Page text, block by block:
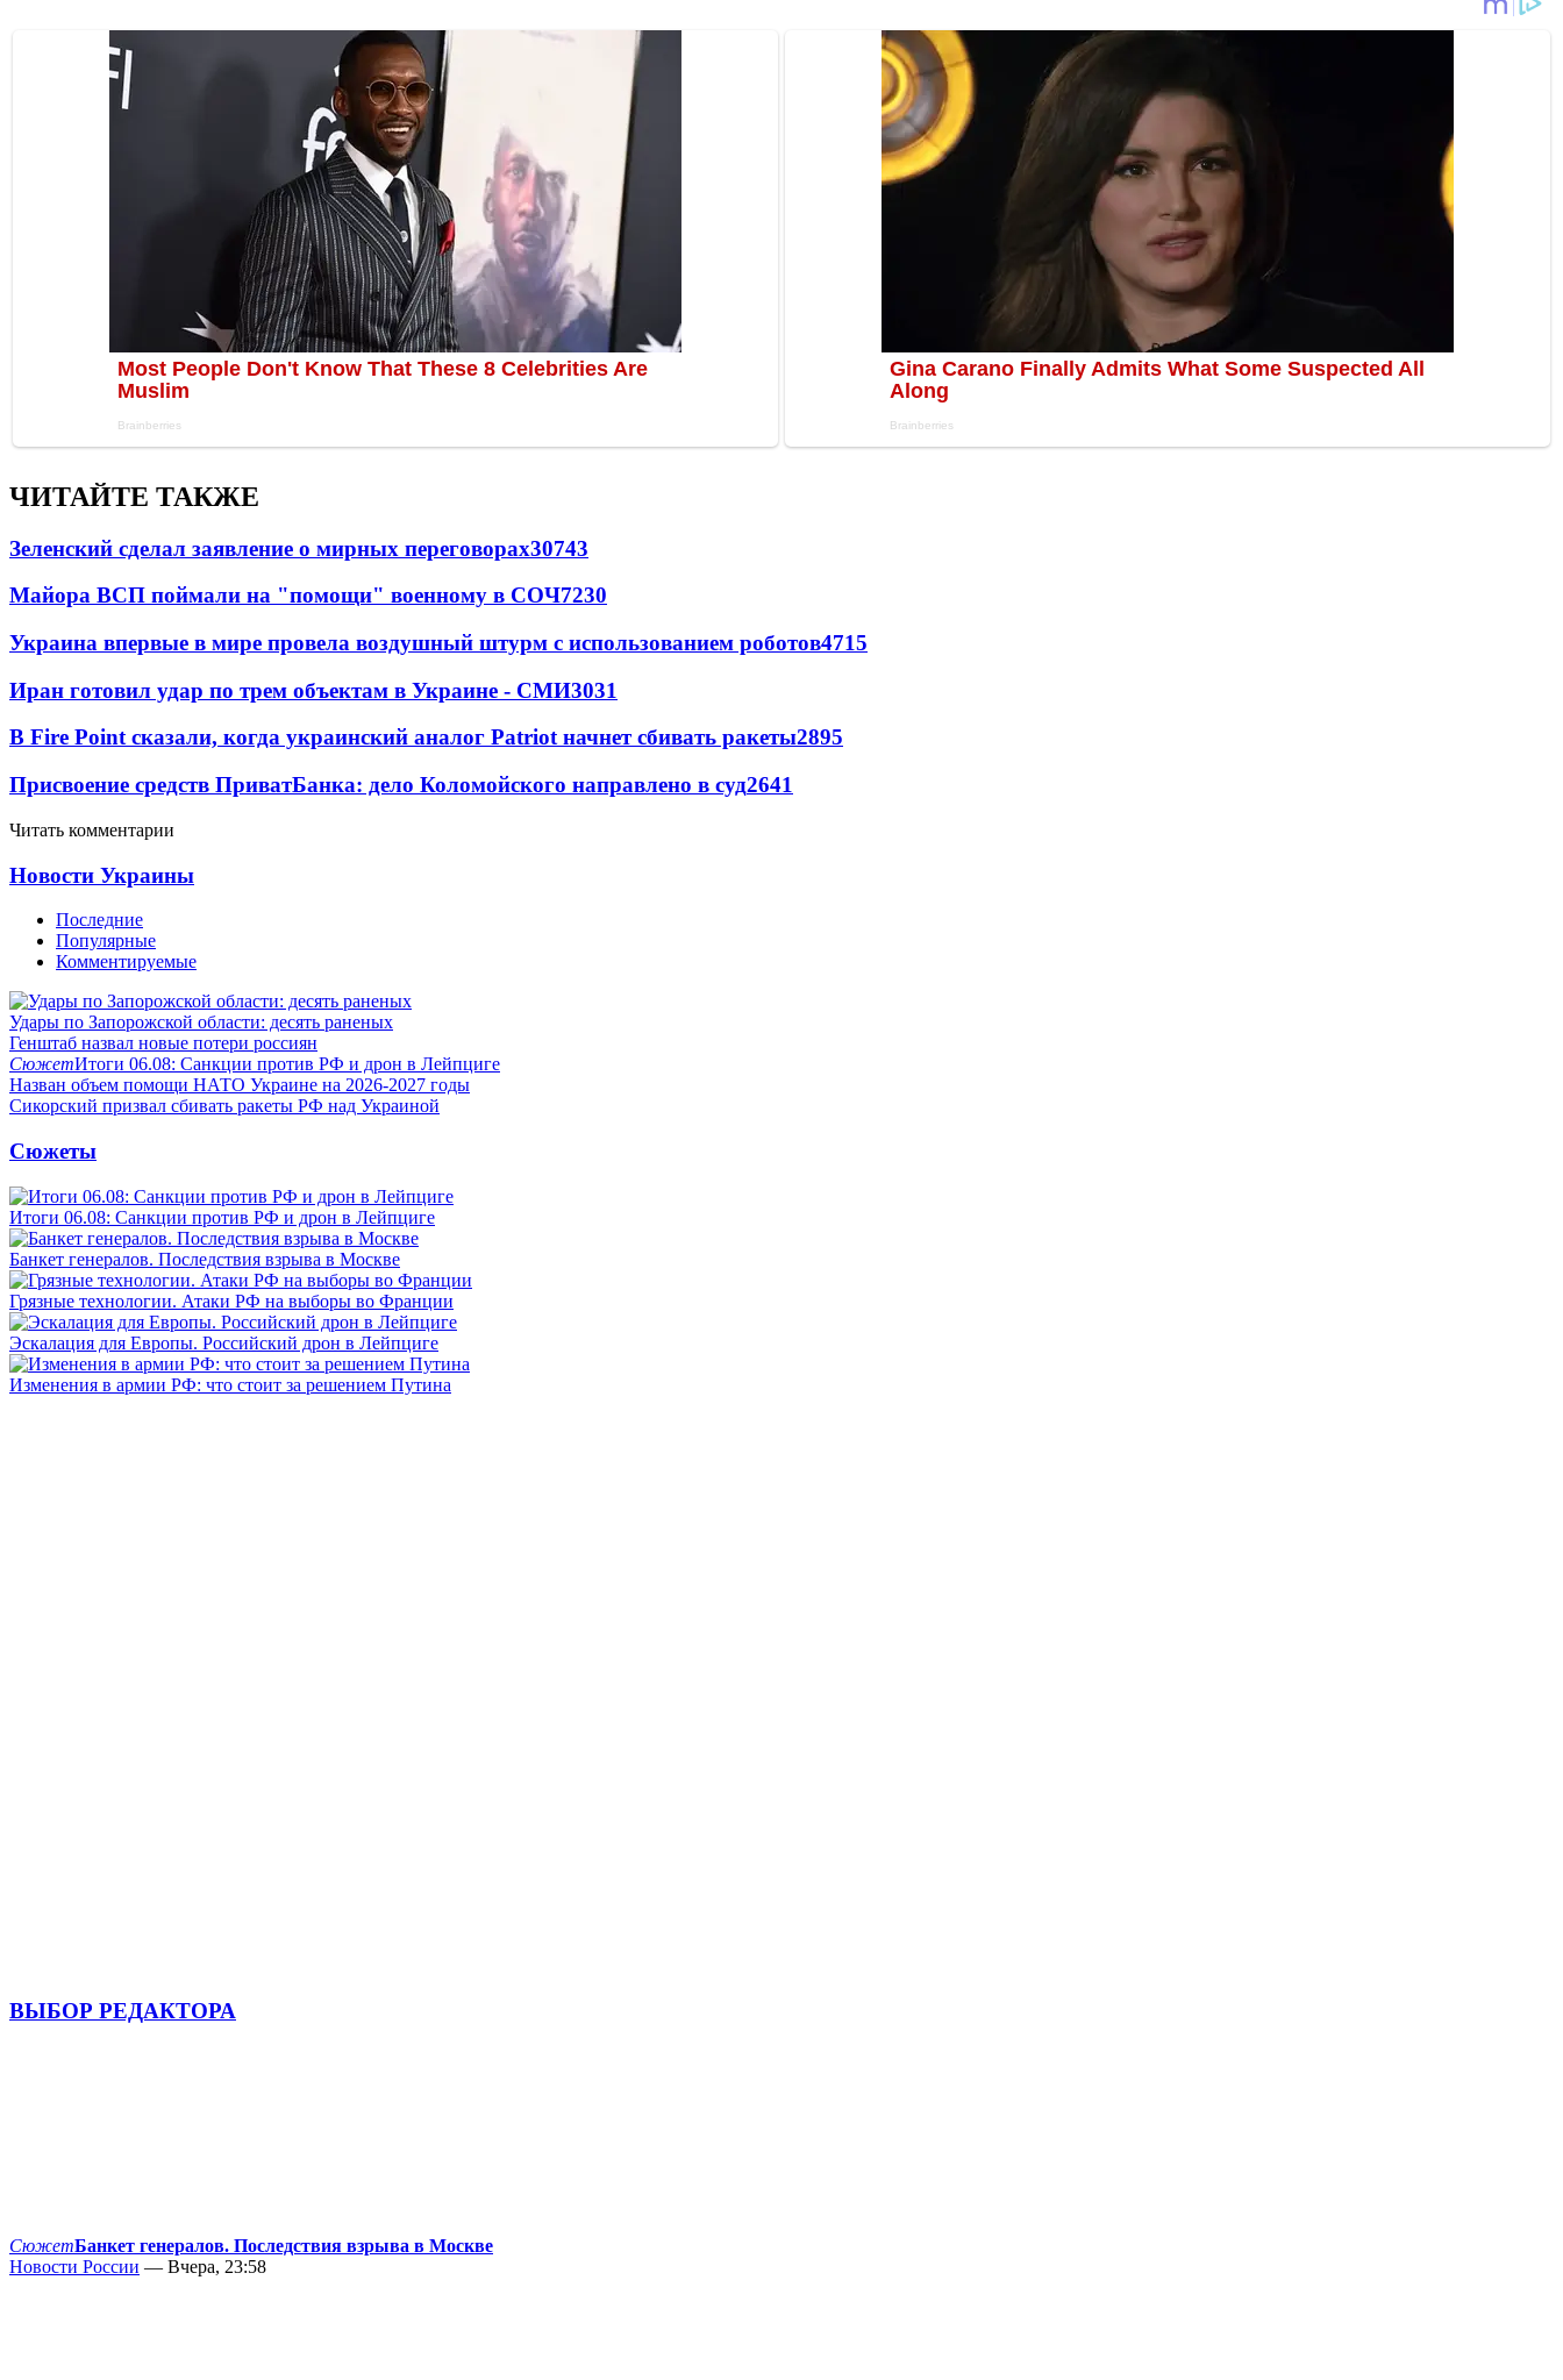
ЧИТАЙТЕ ТАКЖЕ
Зеленский сделал заявление о мирных переговорах30743
Майора ВСП поймали на "помощи" военному в СОЧ7230
Украина впервые в мире провела воздушный штурм с использованием роботов4715
Иран готовил удар по трем объектам в Украине - СМИ3031
В Fire Point сказали, когда украинский аналог Patriot начнет сбивать ракеты2895
Присвоение средств ПриватБанка: дело Коломойского направлено в суд2641
Читать комментарии
Новости Украины
Последние
Популярные
Комментируемые
Удары по Запорожской области: десять раненых
Генштаб назвал новые потери россиян
СюжетИтоги 06.08: Санкции против РФ и дрон в Лейпциге
Назван объем помощи НАТО Украине на 2026-2027 годы
Сикорский призвал сбивать ракеты РФ над Украиной
Сюжеты
Итоги 06.08: Санкции против РФ и дрон в Лейпциге
Банкет генералов. Последствия взрыва в Москве
Грязные технологии. Атаки РФ на выборы во Франции
Эскалация для Европы. Российский дрон в Лейпциге
Изменения в армии РФ: что стоит за решением Путина
ВЫБОР РЕДАКТОРА
СюжетБанкет генералов. Последствия взрыва в Москве
Новости России — Вчера, 23:58